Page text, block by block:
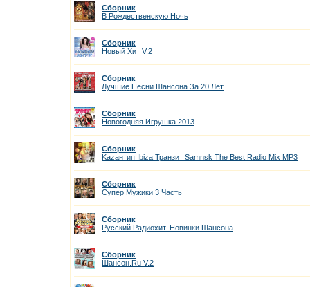
Сборник
В Рождественскую Ночь
Сборник
Новый Хит V.2
Сборник
Лучшие Песни Шансона За 20 Лет
Сборник
Новогодняя Игрушка 2013
Сборник
Kazaнтип Ibiza Транзит Samnsk The Best Radio Mix MP3
Сборник
Супер Мужики 3 Часть
Сборник
Русский Радиохит. Новинки Шансона
Сборник
Шансон.Ru V.2